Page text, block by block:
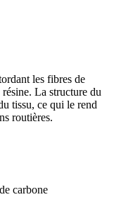
les fibres de
La structure du
tissu, ce qui le rend
routières.
carbone